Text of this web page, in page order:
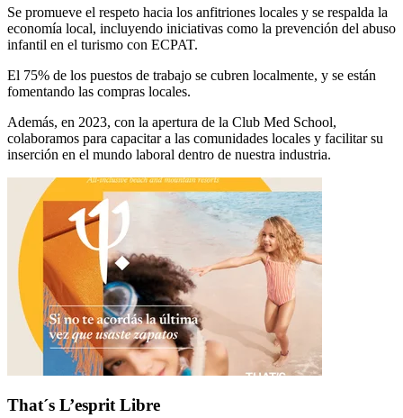
Se promueve el respeto hacia los anfitriones locales y se respalda la
economía local, incluyendo iniciativas como la prevención del abuso
infantil en el turismo con ECPAT.
El 75% de los puestos de trabajo se cubren localmente, y se están
fomentando las compras locales.
Además, en 2023, con la apertura de la Club Med School,
colaboramos para capacitar a las comunidades locales y facilitar su
inserción en el mundo laboral dentro de nuestra industria.
That´s L’esprit Libre